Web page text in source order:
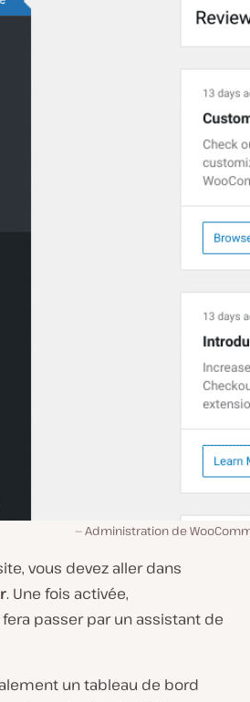
Administration de
vous devez aller dans
. Une fois activée,
passer par un assistant de
un tableau de bord